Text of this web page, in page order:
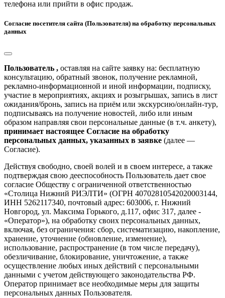
телефона или прийти в офис продаж.
Согласие посетителя сайта (Пользователя) на обработку персональных
данных
Пользователь , оставляя на сайте заявку на: бесплатную
консультацию, обратный звонок, получение рекламной,
рекламно-информационной и иной информации, подписку,
участие в мероприятиях, акциях и розыгрышах, запись в лист
ожидания/бронь, запись на приём или экскурсию/онлайн-тур,
подписываясь на получение новостей, либо или иным
образом направляя свои персональные данные (в т.ч. анкету),
принимает настоящее Согласие на обработку
персональных данных, указанных в заявке (далее —
Согласие).
Действуя свободно, своей волей и в своем интересе, а также
подтверждая свою дееспособность Пользователь дает свое
согласие Обществу с ограниченной ответственностью
«Столица Нижний РИЭЛТИ» (ОГРН 40702810542020003144,
ИНН 5262117340, почтовый адрес: 603006, г. Нижний
Новгород, ул. Максима Горького, д.117, офис 317, далее -
«Оператор»), на обработку своих персональных данных,
включая, без ограничения: сбор, систематизацию, накопление,
хранение, уточнение (обновление, изменение),
использование, распространение (в том числе передачу),
обезличивание, блокирование, уничтожение, а также
осуществление любых иных действий с персональными
данными с учетом действующего законодательства РФ.
Оператор принимает все необходимые меры для защиты
персональных данных Пользователя.